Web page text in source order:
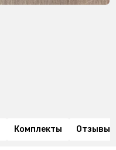
Комплекты Отзывы